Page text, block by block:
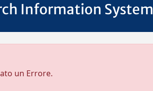
Information System
un Errore.